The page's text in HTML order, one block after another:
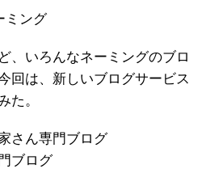
ミング
、いろんなネーミングのブロ
回は、新しいブログサービス
た。
ん専門ブログ
ブログ